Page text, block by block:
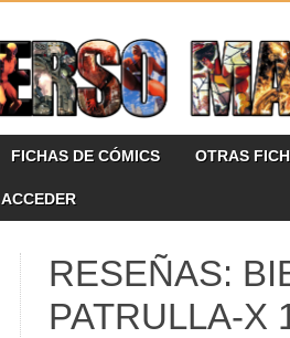
FICHAS DE CÓMICS OTRAS
ACCEDER
RESEÑAS:
PATRULLA-X